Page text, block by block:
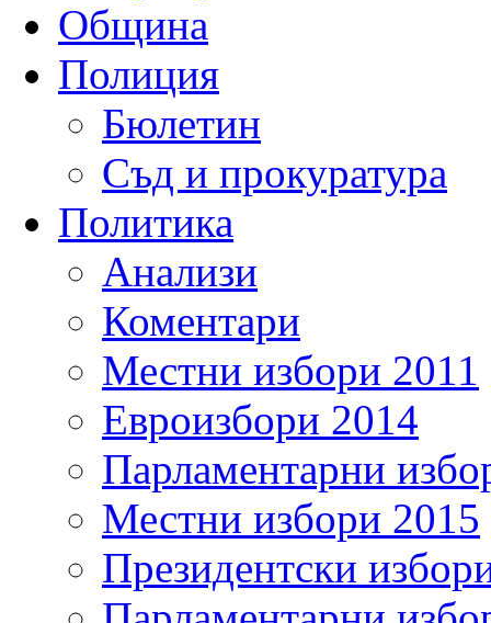
Община
Полиция
Бюлетин
Съд и прокуратура
Политика
Анализи
Коментари
Местни избори 2011
Евроизбори 2014
Парламентарни
Местни избори 2015
Президентски